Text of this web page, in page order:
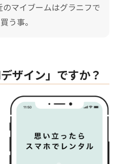
のマイブームはグラニフで
う事。
ザイン」ですか？